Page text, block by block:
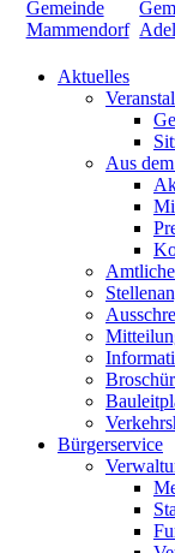
Aktuelles
Aus
Bürgerservice